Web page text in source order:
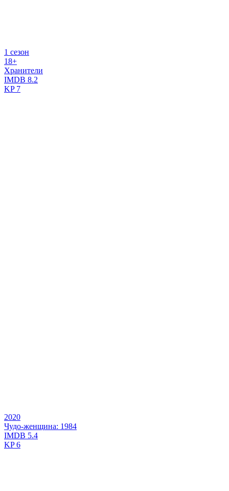
1 сезон
18+
Хранители
IMDB 8.2
KP7
2020
Чудо-женщина: 1984
IMDB 5.4
KP6